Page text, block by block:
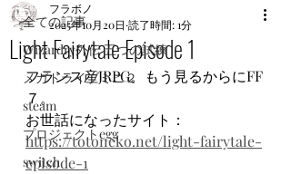
全ての記事
Wizardry外伝 五つの試練
メガドライブミニ２
steam
プロジェクトegg
switch
Light Fairytale Episode 1
フラボノ
2025年10月20日 読了時間: 1分
フランス産JRPG。もう見るからにFF
７。
お世話になったサイト：
https://totoneko.net/light-fairytale-
episode-1